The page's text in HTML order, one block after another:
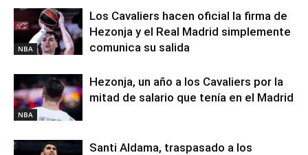
NBA
Los Cavaliers hacen oficial la firma de
Hezonja y el Real Madrid simplemente
comunica su salida
NBA
Hezonja, un año a los Cavaliers por la
mitad de salario que tenía en el Madrid
Santi Aldama, traspasado a los